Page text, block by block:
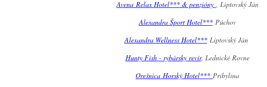
Avena Relax Hotel*** & penzióny
, Liptovský Ján
Alexandra Šport Hotel***Púchov
Alexandra Wellness Hotel***Liptovský Ján
Hunty Fish - rybársky revír, Lednické Rovne
Orešnica Horský Hotel*** Pribylina